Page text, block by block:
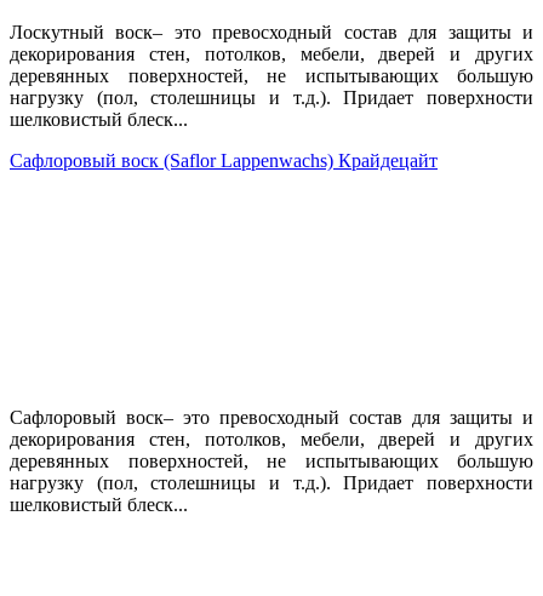
Лоскутный воск– это превосходный состав для защиты и
декорирования стен, потолков, мебели, дверей и других
деревянных поверхностей, не испытывающих большую
нагрузку (пол, столешницы и т.д.). Придает поверхности
шелковистый блеск...
Сафлоровый воск (Saflor Lappenwachs) Крайдецайт
Сафлоровый воск– это превосходный состав для защиты и
декорирования стен, потолков, мебели, дверей и других
деревянных поверхностей, не испытывающих большую
нагрузку (пол, столешницы и т.д.). Придает поверхности
шелковистый блеск...